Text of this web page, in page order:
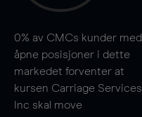
0% av CMCs kunder med
åpne posisjoner i dette
markedet forventer at
kursen Carriage Services
Inc skal move